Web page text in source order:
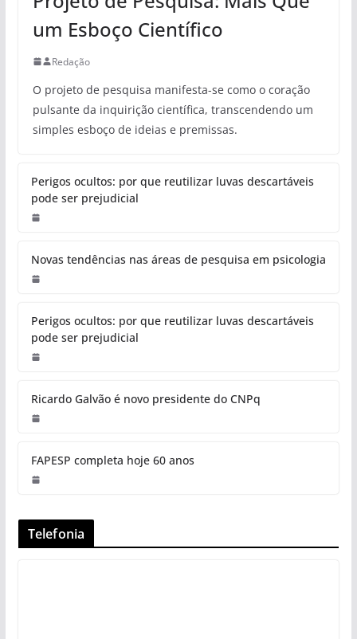
um Esboço Científico
Redação
O projeto de pesquisa manifesta-se como o coração
pulsante da inquirição científica, transcendendo um
simples esboço de ideias e premissas.
Perigos ocultos: por que reutilizar luvas descartáveis
pode ser prejudicial
Novas tendências nas áreas de pesquisa em psicologia
Perigos ocultos: por que reutilizar luvas descartáveis
pode ser prejudicial
Ricardo Galvão é novo presidente do CNPq
FAPESP completa hoje 60 anos
Telefonia